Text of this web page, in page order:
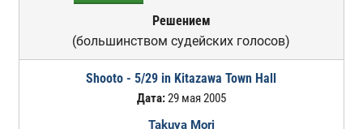
Решением
(большинством судейских голосов)
Shooto - 5/29 in Kitazawa Town Hall
Дата:29 мая 2005
Takuya Mori